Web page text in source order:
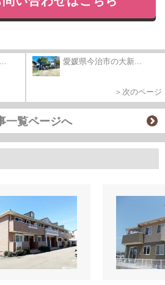
愛媛県今治市の大新...
＞次のページ
一覧ページへ